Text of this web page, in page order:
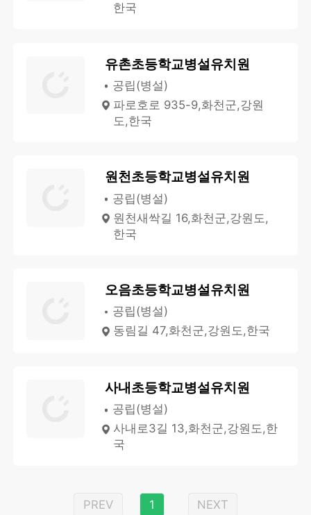
한국
유촌초등학교병설유치원
공립(병설)
파로호로 935-9,화천군,강원
도,한국
원천초등학교병설유치원
공립(병설)
원천새싹길 16,화천군,강원도,
한국
오음초등학교병설유치원
공립(병설)
동림길 47,화천군,강원도,한국
사내초등학교병설유치원
공립(병설)
사내로3길 13,화천군,강원도,한
국
PREV 1 NEXT